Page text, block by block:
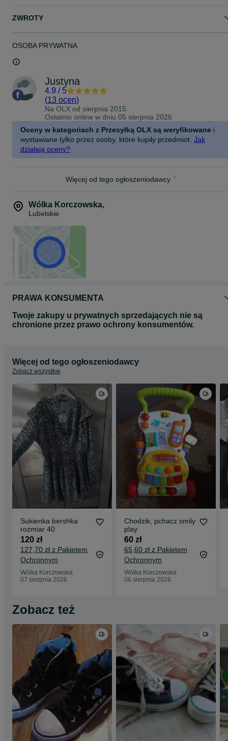
ZWROTY
OSOBA PRYWATNA
Justyna
4.9 / 5
(13 ocen)
Na OLX od sierpnia 2015
Ostatnio online w dniu 05 sierpnia 2026
Oceny w kategoriach z Przesyłką OLX są weryfikowane i
wystawiane tylko przez osoby, które kupiły przedmiot. Jak
działają oceny?
Więcej od tego ogłoszeniodawcy
Wólka Korczowska,
Lubelskie
PRAWA KONSUMENTA
Twoje zakupy u prywatnych sprzedających nie są
chronione przez prawo ochrony konsumentów.
Więcej od tego ogłoszeniodawcy
Zobacz wszystkie
Sukienka bershka
rozmiar 40
120 zł
127,70 zł z Pakietem
Ochronnym
Wólka Korczowska
07 sierpnia 2026
Chodzik, pchacz smily
play
60 zł
65,60 zł z Pakietem
Ochronnym
Wólka Korczowska
06 sierpnia 2026
Zobacz też